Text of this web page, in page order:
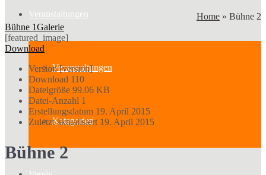
Veranstaltungen
Veranstaltungen
Kategorien
Home » Bühne 2
Bühne 1Galerie
[featured_image]
Download
Version[version]
Download 110
Dateigröße 99.06 KB
Datei-Anzahl 1
Erstellungsdatum 19. April 2015
Zuletzt aktualisiert 19. April 2015
Bühne 2